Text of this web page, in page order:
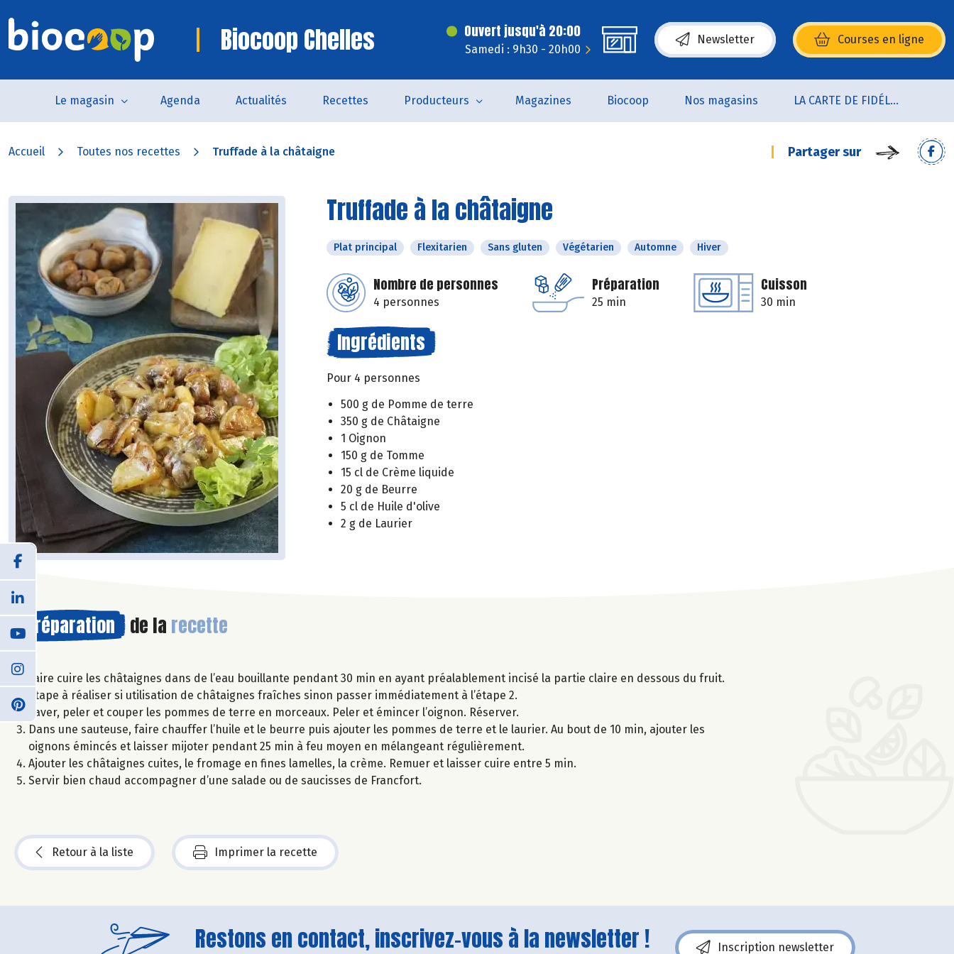
Biocoop Chelles Ouvert jusqu'à 20:00
Samedi : 9h30 - 20h00
Newsletter Courses en ligne
(s’ouvre dans une nouvelle fenêtre)
Le magasin Agenda Actualités Recettes Producteurs Magazines Biocoop Nos magasins LA CARTE DE FIDÉLITÉ
Accueil Toutes nos recettes Truffade à la châtaigne Partager sur
Truffade à la châtaigne
Plat principal Flexitarien Sans gluten Végétarien Automne Hiver
Nombre de personnes
4 personnes
Préparation
25 min
Cuisson
30 min
Ingrédients
Pour 4 personnes
500 g de Pomme de terre
350 g de Châtaigne
1 Oignon
150 g de Tomme
15 cl de Crème liquide
20 g de Beurre
5 cl de Huile d'olive
2 g de Laurier
Préparation de la recette
Faire cuire les châtaignes dans de l’eau bouillante pendant 30 min en ayant préalablement incisé la partie claire en dessous du fruit.
Étape à réaliser si utilisation de châtaignes fraîches sinon passer immédiatement à l’étape 2.
Laver, peler et couper les pommes de terre en morceaux. Peler et émincer l’oignon. Réserver.
Dans une sauteuse, faire chauffer l’huile et le beurre puis ajouter les pommes de terre et le laurier. Au bout de 10 min, ajouter les
oignons émincés et laisser mijoter pendant 25 min à feu moyen en mélangeant régulièrement.
Ajouter les châtaignes cuites, le fromage en fines lamelles, la crème. Remuer et laisser cuire entre 5 min.
Servir bien chaud accompagner d’une salade ou de saucisses de Francfort.
Retour à la liste Imprimer la recette
Restons en contact, inscrivez-vous à la newsletter ! Inscription newsletter